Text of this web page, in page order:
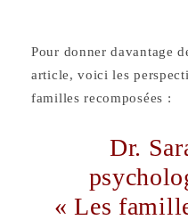
Pour donner davantage
article, voici les
familles recomposées :
Dr. Sarah Cohen,
« Les